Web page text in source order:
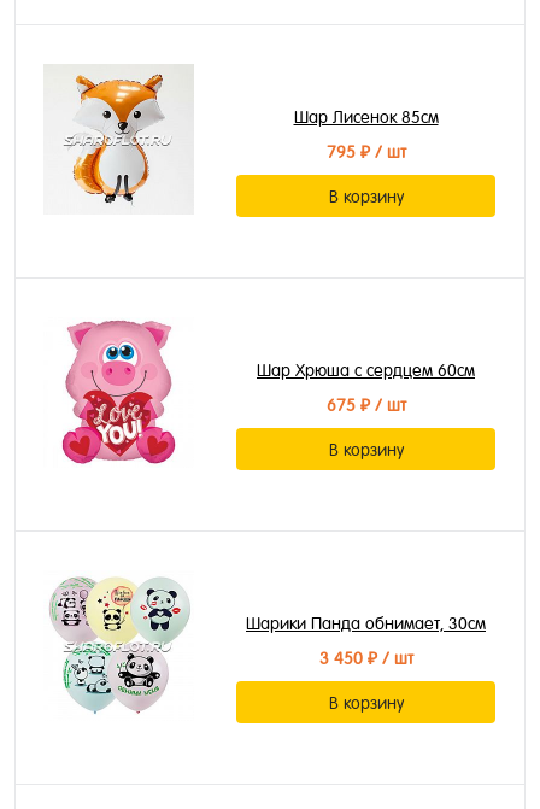
Шар Лисенок 85см
795 ₽/ шт
В корзину
Шар Хрюша с сердцем 60см
675 ₽/ шт
В корзину
Шарики Панда обнимает, 30см
3 450 ₽/ шт
В корзину